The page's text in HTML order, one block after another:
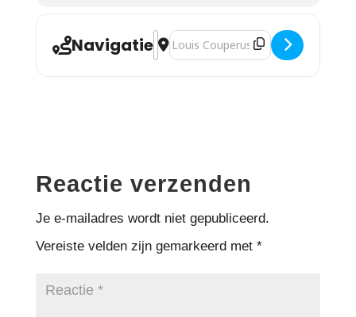
NavigatieAdres - Gerard van der Schee -
Bestemmingsadres - Gerard van
Reactie verzenden
Je e-mailadres wordt niet gepubliceerd.
Vereiste velden zijn gemarkeerd met *